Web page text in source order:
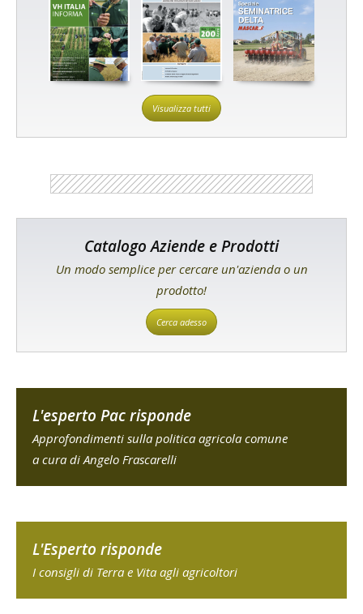
Visualizza tutti
Catalogo Aziende e Prodotti
Un modo semplice per cercare un'azienda o un
prodotto!
Cerca adesso
L'esperto Pac risponde
Approfondimenti sulla politica agricola comune
a cura di Angelo Frascarelli
L'Esperto risponde
I consigli di Terra e Vita agli agricoltori